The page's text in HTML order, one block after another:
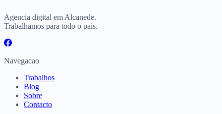
Agencia digital em Alcanede.
Trabalhamos para todo o pais.
Navegacao
Trabalhos
Blog
Sobre
Contacto